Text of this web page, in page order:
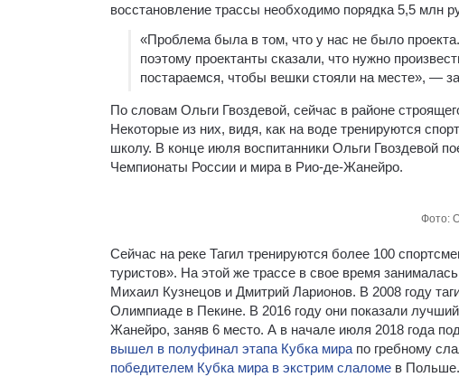
восстановление трассы необходимо порядка 5,5 млн
«Проблема была в том, что у нас не было
поэтому проектанты сказали, что нужно
постараемся, чтобы вешки стояли на месте», —
По словам Ольги Гвоздевой, сейчас в районе
Некоторые из них, видя, как на воде тренируются
школу. В конце июля воспитанники Ольги Гвоздевой
Чемпионаты России и мира в Рио-де-Жанейро.
Фото:
Сейчас на реке Тагил тренируются более 100
туристов». На этой же трассе в свое время
Михаил Кузнецов и Дмитрий Ларионов. В 2008 году
Олимпиаде в Пекине. В 2016 году они показали
Жанейро, заняв 6 место. А в начале июля 2018 года
вышел в полуфинал этапа Кубка мира по гребному
победителем Кубка мира в экстрим слаломе в Польше.